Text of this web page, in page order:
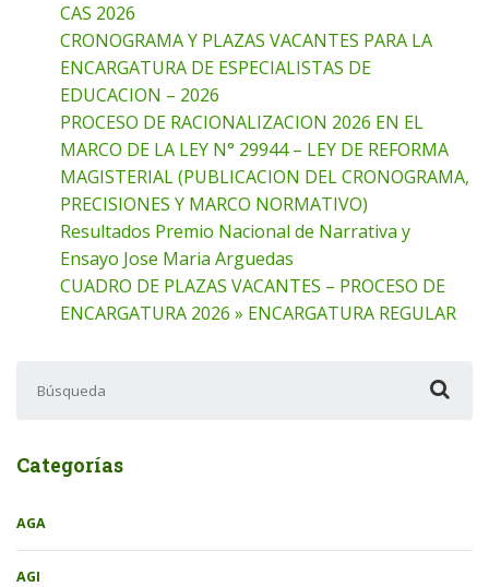
CAS 2026
CRONOGRAMA Y PLAZAS VACANTES PARA LA
ENCARGATURA DE ESPECIALISTAS DE
EDUCACION – 2026
PROCESO DE RACIONALIZACION 2026 EN EL
MARCO DE LA LEY N° 29944 – LEY DE REFORMA
MAGISTERIAL (PUBLICACION DEL CRONOGRAMA,
PRECISIONES Y MARCO NORMATIVO)
Resultados Premio Nacional de Narrativa y
Ensayo Jose Maria Arguedas
CUADRO DE PLAZAS VACANTES – PROCESO DE
ENCARGATURA 2026 » ENCARGATURA REGULAR
Categorías
AGA
AGI